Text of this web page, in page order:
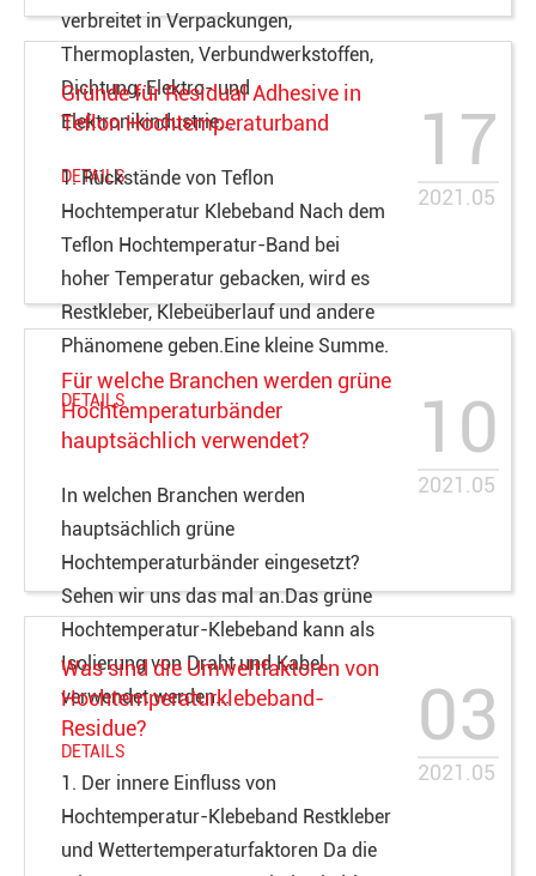
verbreitet in Verpackungen,
Thermoplasten, Verbundwerkstoffen,
Dichtung, Elektro- und
Elektronikindustrie...
DETAILS
Gründe für Residual Adhesive in
Teflon Hochtemperaturband
17
2021.05
1. Rückstände von Teflon
Hochtemperatur Klebeband Nach dem
Teflon Hochtemperatur-Band bei
hoher Temperatur gebacken, wird es
Restkleber, Klebeüberlauf und andere
Phänomene geben.Eine kleine Summe.
DETAILS
Für welche Branchen werden grüne
Hochtemperaturbänder
hauptsächlich verwendet?
10
2021.05
In welchen Branchen werden
hauptsächlich grüne
Hochtemperaturbänder eingesetzt?
Sehen wir uns das mal an.Das grüne
Hochtemperatur-Klebeband kann als
Isolierung von Draht und Kabel
verwendet werden...
DETAILS
Was sind die Umweltfaktoren von
Hochtemperaturklebeband-
Residue?
03
2021.05
1. Der innere Einfluss von
Hochtemperatur-Klebeband Restkleber
und Wettertemperaturfaktoren Da die